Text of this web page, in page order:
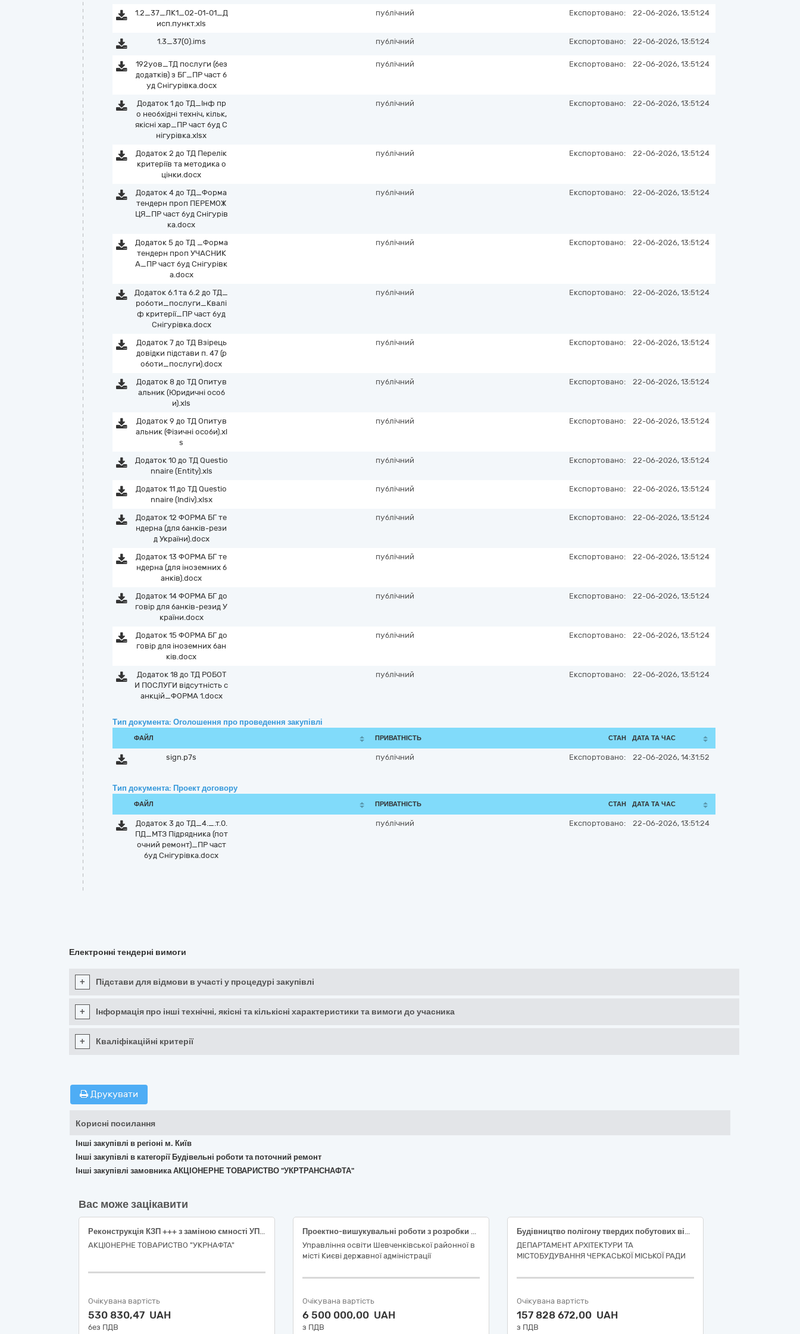
1.2_37_ЛК1_02-01-01_Д
исп.пункт.xls
публічний Експортовано: 22-06-2026, 13:51:24
1.3_37(0).ims публічний Експортовано: 22-06-2026, 13:51:24
192уов_ТД послуги (без
додатків) з БГ_ПР част б
уд Снігурівка.docx
публічний Експортовано: 22-06-2026, 13:51:24
Додаток 1 до ТД_Інф пр
о необхідні техніч, кільк,
якісні хар_ПР част буд С
нігурівка.xlsx
публічний Експортовано: 22-06-2026, 13:51:24
Додаток 2 до ТД Перелік
критеріїв та методика о
цінки.docx
публічний Експортовано: 22-06-2026, 13:51:24
Додаток 4 до ТД_Форма
тендерн проп ПЕРЕМОЖ
ЦЯ_ПР част буд Снігурів
ка.docx
публічний Експортовано: 22-06-2026, 13:51:24
Додаток 5 до ТД _Форма
тендерн проп УЧАСНИК
А_ПР част буд Снігурівк
а.docx
публічний Експортовано: 22-06-2026, 13:51:24
Додаток 6.1 та 6.2 до ТД_
роботи_послуги_Квалі
ф критерії_ПР част буд
Снігурівка.docx
публічний Експортовано: 22-06-2026, 13:51:24
Додаток 7 до ТД Взірець
довідки підстави п. 47 (р
оботи_послуги).docx
публічний Експортовано: 22-06-2026, 13:51:24
Додаток 8 до ТД Опитув
альник (Юридичні особ
и).xls
публічний Експортовано: 22-06-2026, 13:51:24
Додаток 9 до ТД Опитув
альник (Фізичні особи).xl
s
публічний Експортовано: 22-06-2026, 13:51:24
Додаток 10 до ТД Questio
nnaire (Entity).xls
публічний Експортовано: 22-06-2026, 13:51:24
Додаток 11 до ТД Questio
nnaire (Indiv).xlsx
публічний Експортовано: 22-06-2026, 13:51:24
Додаток 12 ФОРМА БГ те
ндерна (для банків-рези
д України).docx
публічний Експортовано: 22-06-2026, 13:51:24
Додаток 13 ФОРМА БГ те
ндерна (для іноземних б
анків).docx
публічний Експортовано: 22-06-2026, 13:51:24
Додаток 14 ФОРМА БГ до
говір для банків-резид У
країни.docx
публічний Експортовано: 22-06-2026, 13:51:24
Додаток 15 ФОРМА БГ до
говір для іноземних бан
ків.docx
публічний Експортовано: 22-06-2026, 13:51:24
Додаток 18 до ТД РОБОТ
И ПОСЛУГИ відсутність с
анкцій_ФОРМА 1.docx
публічний Експортовано: 22-06-2026, 13:51:24
Тип документа: Оголошення про проведення закупівлі
ФАЙЛ ПРИВАТНІСТЬ СТАН ДАТА ТА ЧАС
sign.p7s публічний Експортовано: 22-06-2026, 14:31:52
Тип документа: Проект договору
ФАЙЛ ПРИВАТНІСТЬ СТАН ДАТА ТА ЧАС
Додаток 3 до ТД_4._.т.0.
ПД_МТЗ Підрядника (пот
очний ремонт)_ПР част
буд Снігурівка.docx
публічний Експортовано: 22-06-2026, 13:51:24
Електронні тендерні вимоги
+ Підстави для відмови в участі у процедурі закупівлі
+ Інформація про інші технічні, якісні та кількісні характеристики та вимоги до учасника
+ Кваліфікаційні критерії
Друкувати
Корисні посилання
Інші закупівлі в регіоні м. Київ
Інші закупівлі в категорії Будівельні роботи та поточний ремонт
Інші закупівлі замовника АКЦІОНЕРНЕ ТОВАРИСТВО "УКРТРАНСНАФТА"
Вас може зацікавити
Реконструкція КЗП +++ з заміною ємності УПС-1/1 та депульсатора Д-1 ,+++, Охтирський район, Сумська область. (Додаткові роботи)
АКЦІОНЕРНЕ ТОВАРИСТВО "УКPНAФТА"
Очікувана вартість
530 830,47 UAH
без ПДВ
Проектно-вишукувальні роботи з розробки робочого проєкту «Реконструкція нежитлових будівель літ. «А», «Б», «В» школи І-ІІІ ступенів №175 ім. В. Марченка з прибудовою споруди подвійного призначення із захисними властивостями протирадіаційного укриття за адресою: м. Київ, вулиця Щербаківського Данила (вулиця Щербакова), будинок 58 А» (Код ДК 021:2015 45220000-5 Інженерні та будівельні роботи)
Управління освіти Шевченківської районної в
місті Києві державної адміністрації
Очікувана вартість
6 500 000,00 UAH
з ПДВ
Будівництво полігону твердих побутових відходів в районі с. Руська Поляна (І черга)
ДЕПАРТАМЕНТ АРХІТЕКТУРИ ТА
МІСТОБУДУВАННЯ ЧЕРКАСЬКОЇ МІСЬКОЇ РАДИ
Очікувана вартість
157 828 672,00 UAH
з ПДВ